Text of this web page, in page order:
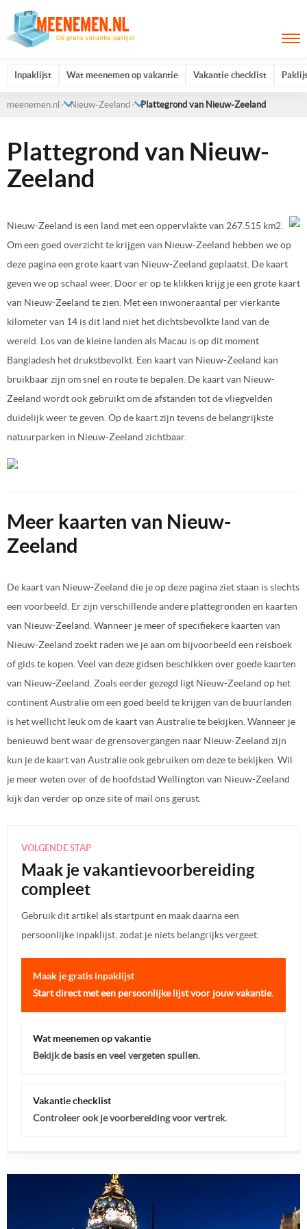
Inpaklijst Wat meenemen op vakantie Vakantie checklist
meenemen.nl Nieuw-Zeeland Plattegrond van Nieuw-Zeeland
Plattegrond van Nieuw-
Zeeland
Nieuw-Zeeland is een land met een oppervlakte van 267.515 km2.
Om een goed overzicht te krijgen van Nieuw-Zeeland hebben we op
deze pagina een grote kaart van Nieuw-Zeeland geplaatst. De kaart
geven we op schaal weer. Door er op te klikken krijg je een grote kaart
van Nieuw-Zeeland te zien. Met een inwoneraantal per vierkante
kilometer van 14 is dit land niet het dichtsbevolkte land van de
wereld. Los van de kleine landen als Macau is op dit moment
Bangladesh het drukstbevolkt. Een kaart van Nieuw-Zeeland kan
bruikbaar zijn om snel en route te bepalen. De kaart van Nieuw-
Zeeland wordt ook gebruikt om de afstanden tot de vliegvelden
duidelijk weer te geven. Op de kaart zijn tevens de belangrijkste
natuurparken in Nieuw-Zeeland zichtbaar.
Meer kaarten van Nieuw-
Zeeland
De kaart van Nieuw-Zeeland die je op deze pagina ziet staan is slechts
een voorbeeld. Er zijn verschillende andere plattegronden en kaarten
van Nieuw-Zeeland. Wanneer je meer of specifiekere kaarten van
Nieuw-Zeeland zoekt raden we je aan om bijvoorbeeld een reisboek
of gids te kopen. Veel van deze gidsen beschikken over goede kaarten
van Nieuw-Zeeland. Zoals eerder gezegd ligt Nieuw-Zeeland op het
continent Australie om een goed beeld te krijgen van de buurlanden
is het wellicht leuk om de kaart van Australie te bekijken. Wanneer je
benieuwd bent waar de grensovergangen naar Nieuw-Zeeland zijn
kun je de kaart van Australie ook gebruiken om deze te bekijken. Wil
je meer weten over of de hoofdstad Wellington van Nieuw-Zeeland
kijk dan verder op onze site of mail ons gerust.
VOLGENDE STAP
Maak je vakantievoorbereiding
compleet
Gebruik dit artikel als startpunt en maak daarna een
persoonlijke inpaklijst, zodat je niets belangrijks vergeet.
Maak je gratis inpaklijst
Start direct met een persoonlijke lijst voor jouw vakantie.
Wat meenemen op vakantie
Bekijk de basis en veel vergeten spullen.
Vakantie checklist
Controleer ook je voorbereiding voor vertrek.